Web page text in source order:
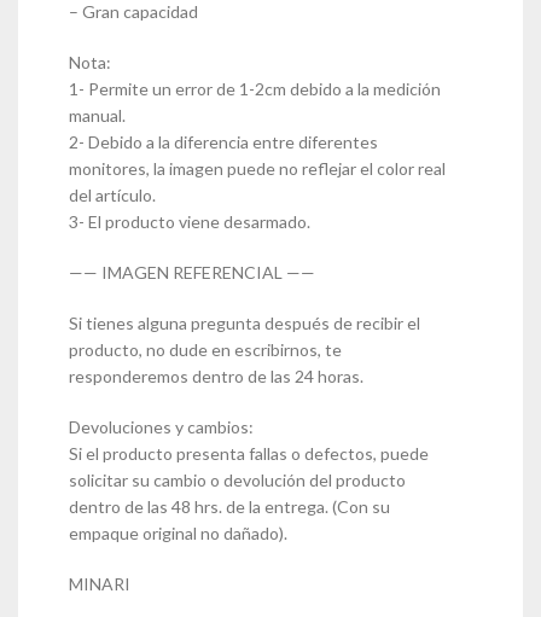
– Gran capacidad
Nota:
1- Permite un error de 1-2cm debido a la medición
manual.
2- Debido a la diferencia entre diferentes
monitores, la imagen puede no reflejar el color real
del artículo.
3- El producto viene desarmado.
—— IMAGEN REFERENCIAL ——
Si tienes alguna pregunta después de recibir el
producto, no dude en escribirnos, te
responderemos dentro de las 24 horas.
Devoluciones y cambios:
Si el producto presenta fallas o defectos, puede
solicitar su cambio o devolución del producto
dentro de las 48 hrs. de la entrega. (Con su
empaque original no dañado).
MINARI